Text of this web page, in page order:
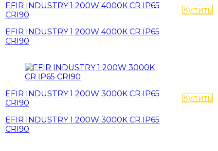
EFIR INDUSTRY 1 200W 4000К CR IP65
CRI90
EFIR INDUSTRY 1 200W 4000К CR IP65
CRI90
Купить
EFIR INDUSTRY 1 200W 3000K CR IP65
CRI90
EFIR INDUSTRY 1 200W 3000K CR IP65
CRI90
Купить